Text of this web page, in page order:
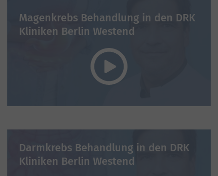
Magenkrebs Behandlung in den DRK
Kliniken Berlin Westend
Darmkrebs Behandlung in den DRK
Kliniken Berlin Westend